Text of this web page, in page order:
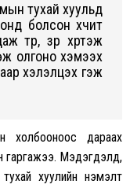
тухай хуульд
болсон хүчит
үзүүр хүртэж
олгоно хэмээх
хэлэлцэх гэж
холбооноос дараах
гаргажээ. Мэдэгдэлд,
хуулийн нэмэлт